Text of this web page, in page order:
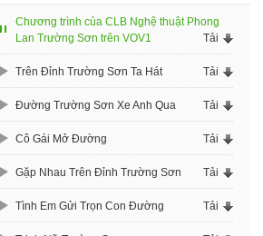
Chương trình của CLB Nghệ thuật Phong
Lan Trường Sơn trên VOV1
Tải
Trên Đỉnh Trường Sơn Ta Hát Tải
Đường Trường Sơn Xe Anh Qua Tải
Cô Gái Mở Đường Tải
Gặp Nhau Trên Đỉnh Trường Sơn Tải
Tình Em Gửi Trọn Con Đường Tải